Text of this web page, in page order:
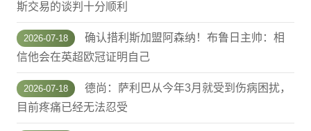
斯交易的谈判十分顺利
2026-07-18
确认措利斯加盟阿森纳！布鲁日主帅：相
信他会在英超欧冠证明自己
2026-07-18
德尚：萨利巴从今年3月就受到伤病困扰，
目前疼痛已经无法忍受